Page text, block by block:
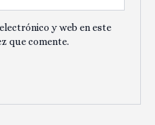
y web en este
que comente.